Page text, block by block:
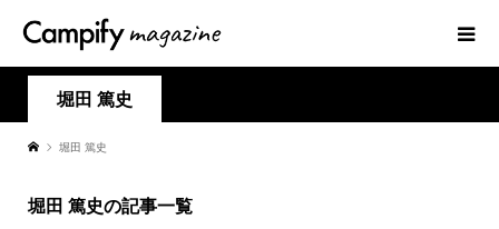
堀田 篤史
堀田 篤史
堀田 篤史の記事一覧